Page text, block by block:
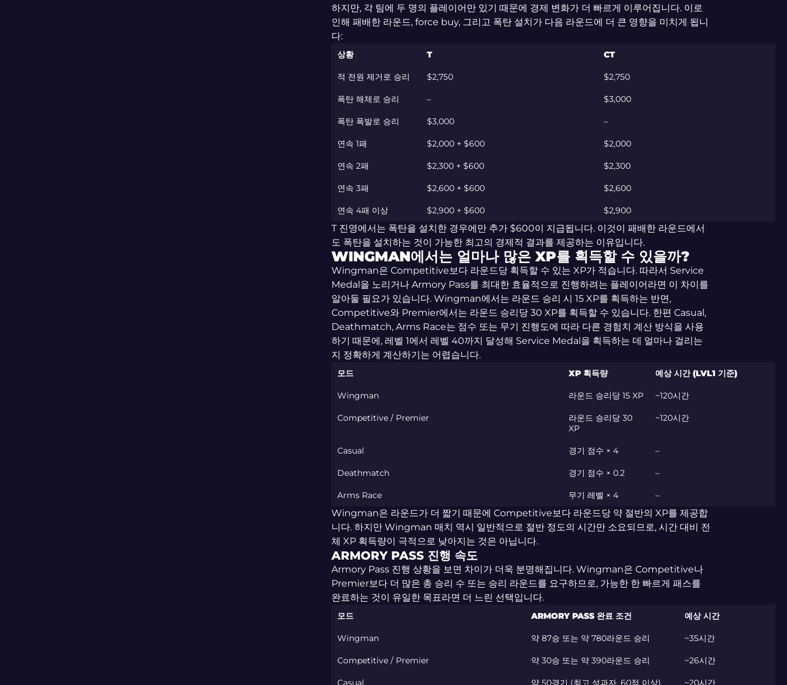
하지만, 각 팀에 두 명의 플레이어만 있기 때문에 경제 변화가 더 빠르게 이루어집니다. 이로
인해 패배한 라운드, force buy, 그리고 폭탄 설치가 다음 라운드에 더 큰 영향을 미치게 됩니
다:
상황 T CT
적 전원 제거로 승리 $2,750 $2,750
폭탄 해체로 승리 – $3,000
폭탄 폭발로 승리 $3,000 –
연속 1패 $2,000 + $600 $2,000
연속 2패 $2,300 + $600 $2,300
연속 3패 $2,600 + $600 $2,600
연속 4패 이상 $2,900 + $600 $2,900
T 진영에서는 폭탄을 설치한 경우에만 추가 $600이 지급됩니다. 이것이 패배한 라운드에서
도 폭탄을 설치하는 것이 가능한 최고의 경제적 결과를 제공하는 이유입니다.
WINGMAN에서는 얼마나 많은 XP를 획득할 수 있을까?
Wingman은 Competitive보다 라운드당 획득할 수 있는 XP가 적습니다. 따라서 Service
Medal을 노리거나 Armory Pass를 최대한 효율적으로 진행하려는 플레이어라면 이 차이를
알아둘 필요가 있습니다. Wingman에서는 라운드 승리 시 15 XP를 획득하는 반면,
Competitive와 Premier에서는 라운드 승리당 30 XP를 획득할 수 있습니다. 한편 Casual,
Deathmatch, Arms Race는 점수 또는 무기 진행도에 따라 다른 경험치 계산 방식을 사용
하기 때문에, 레벨 1에서 레벨 40까지 달성해 Service Medal을 획득하는 데 얼마나 걸리는
지 정확하게 계산하기는 어렵습니다.
모드 XP 획득량 예상 시간 (LVL1 기준)
Wingman 라운드 승리당 15 XP ~120시간
Competitive / Premier
라운드 승리당 30
XP
~120시간
Casual 경기 점수 × 4 –
Deathmatch 경기 점수 × 0.2 –
Arms Race 무기 레벨 × 4 –
Wingman은 라운드가 더 짧기 때문에 Competitive보다 라운드당 약 절반의 XP를 제공합
니다. 하지만 Wingman 매치 역시 일반적으로 절반 정도의 시간만 소요되므로, 시간 대비 전
체 XP 획득량이 극적으로 낮아지는 것은 아닙니다.
ARMORY PASS 진행 속도
Armory Pass 진행 상황을 보면 차이가 더욱 분명해집니다. Wingman은 Competitive나
Premier보다 더 많은 총 승리 수 또는 승리 라운드를 요구하므로, 가능한 한 빠르게 패스를
완료하는 것이 유일한 목표라면 더 느린 선택입니다.
모드 ARMORY PASS 완료 조건 예상 시간
Wingman 약 87승 또는 약 780라운드 승리 ~35시간
Competitive / Premier 약 30승 또는 약 390라운드 승리 ~26시간
Casual 약 50경기 (최고 성과자, 60점 이상) ~20시간